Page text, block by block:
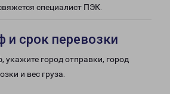
специалист ПЭК.
и срок перевозки
укажите город отправки, город
и вес груза.